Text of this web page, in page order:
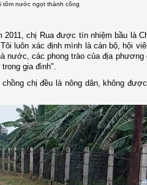
tôm nước ngọt thành công
chị Rua được tín nhiệm bầu là
luôn xác định mình là cán bộ, hội
các phong trào của địa phương
gia đình".
chị đều là nông dân, không